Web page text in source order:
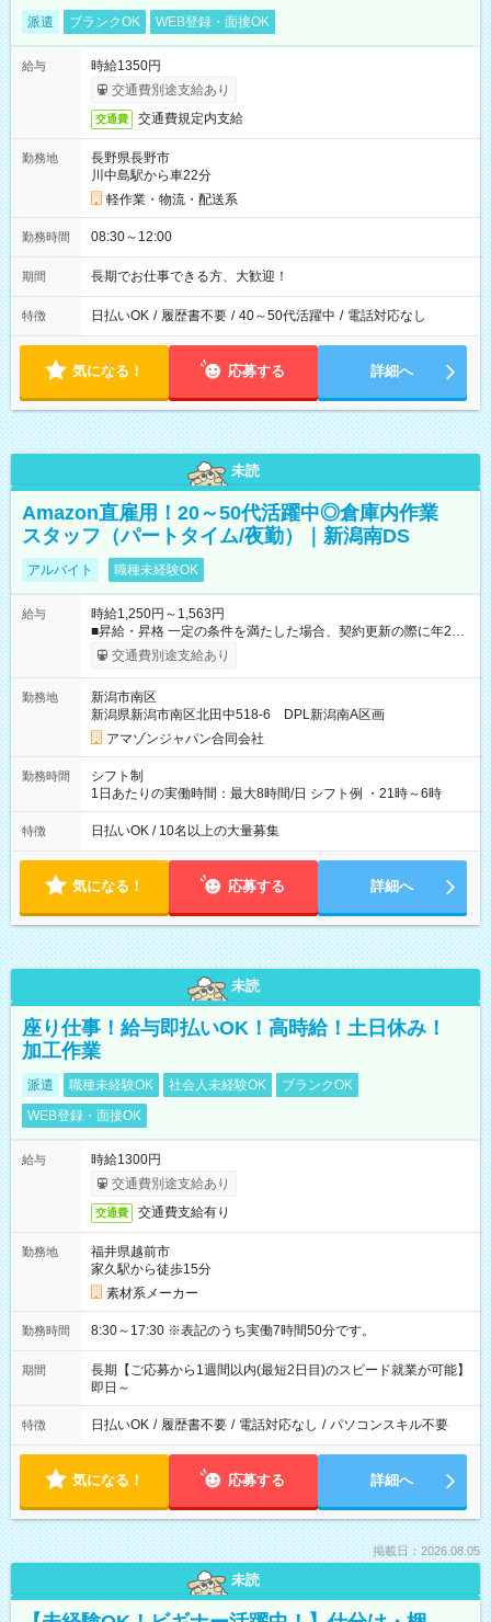
派遣 ブランクOK WEB登録・面接OK
給与
時給1350円
交通費別途支給あり
交通費 交通費規定内支給
勤務地
長野県長野市
川中島駅から車22分
軽作業・物流・配送系
勤務時間 08:30～12:00
期間 長期でお仕事できる方、大歓迎！
特徴 日払いOK / 履歴書不要 / 40～50代活躍中 / 電話対応なし
気になる！ 応募する 詳細へ
未読
Amazon直雇用！20～50代活躍中◎倉庫内作業
スタッフ（パートタイム/夜勤）｜新潟南DS
アルバイト 職種未経験OK
給与
時給1,250円～1,563円
■昇給・昇格 一定の条件を満たした場合、契約更新の際に年2回
まで昇給の機会があります。 ■正社員登用制度あり ※月末締/翌
月25日支払い ※時間外手当、別途支給 ※深夜割増賃金 (22:00～
☆Amazon直雇用で安定して働けます！ 【試用期間】試用期間
あり 試用期間の長さ：1週間 雇用形態、給与は本採用時と同じ
です。
交通費別途支給あり
勤務地
新潟市南区
新潟県新潟市南区北田中518-6 DPL新潟南A区画
アマゾンジャパン合同会社
勤務時間
シフト制
1日あたりの実働時間：最大8時間/日 シフト例 ・21時～6時
特徴 日払いOK / 10名以上の大量募集
気になる！ 応募する 詳細へ
未読
座り仕事！給与即払いOK！高時給！土日休み！
加工作業
派遣 職種未経験OK 社会人未経験OK
ブランクOK
WEB登録・面接OK
給与
時給1300円
交通費別途支給あり
交通費 交通費支給有り
勤務地
福井県越前市
家久駅から徒歩15分
素材系メーカー
勤務時間 8:30～17:30 ※表記のうち実働7時間50分です。
期間
長期【ご応募から1週間以内(最短2日目)のスピード就業が可能】
即日～
特徴 日払いOK / 履歴書不要 / 電話対応なし / パソコンスキル不要
気になる！ 応募する 詳細へ
掲載日：2026.08.05
未読